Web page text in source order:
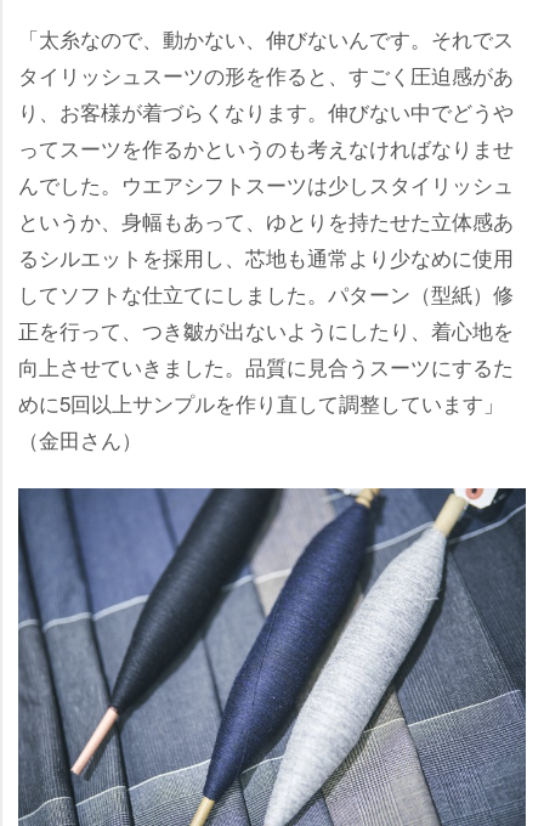
「太糸なので、動かない、伸びないんです。それでス
タイリッシュスーツの形を作ると、すごく圧迫感があ
り、お客様が着づらくなります。伸びない中でどう
ってスーツを作るかというのも考えなければなりませ
んでした。ウエアシフトスーツは少しスタイリッシュ
というか、身幅もあって、ゆとりを持たせた立体感あ
るシルエットを採用し、芯地も通常より少なめに使用
してソフトな仕立てにしました。パターン（型紙）修
正を行って、つき皺が出ないようにしたり、着心地を
向上させていきました。品質に見合うスーツにするた
めに5回以上サンプルを作り直して調整しています」
（金田さん）